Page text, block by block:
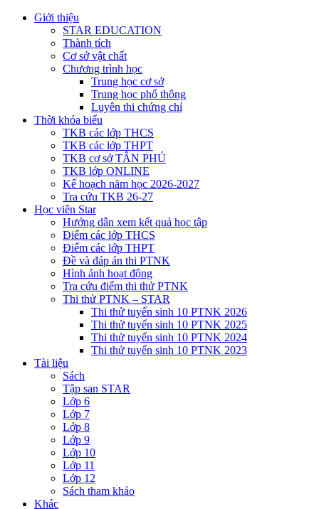
Giới thiệu
STAR EDUCATION
Thành tích
Cơ sở vật chất
Chương trình học
Trung học cơ sở
Trung học phổ thông
Luyên thi chứng chỉ
Thời khóa biểu
TKB các lớp THCS
TKB các lớp THPT
TKB cơ sở TÂN PHÚ
TKB lớp ONLINE
Kế hoạch năm học 2026-2027
Tra cứu TKB 26-27
Học viên Star
Hướng dẫn xem kết quả học tập
Điểm các lớp THCS
Điểm các lớp THPT
Đề và đáp án thi PTNK
Hình ảnh hoạt động
Tra cứu điểm thi thử PTNK
Thi thử PTNK – STAR
Thi thử tuyển sinh 10 PTNK 2026
Thi thử tuyển sinh 10 PTNK 2025
Thi thử tuyển sinh 10 PTNK 2024
Thi thử tuyển sinh 10 PTNK 2023
Tài liệu
Sách
Tập san STAR
Lớp 6
Lớp 7
Lớp 8
Lớp 9
Lớp 10
Lớp 11
Lớp 12
Sách tham khảo
Khác